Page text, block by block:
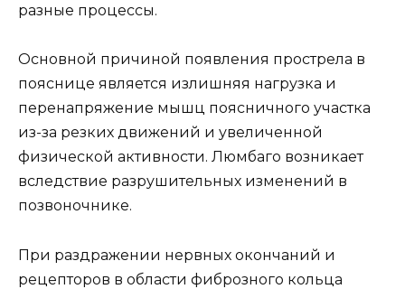
разные процессы.
Основной причиной появления прострела в
пояснице является излишняя нагрузка и
перенапряжение мышц поясничного участка
из-за резких движений и увеличенной
физической активности. Люмбаго возникает
вследствие разрушительных изменений в
позвоночнике.
При раздражении нервных окончаний и
рецепторов в области фиброзного кольца